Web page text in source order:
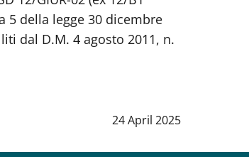
5 della legge 30 dicembre
dal D.M. 4 agosto 2011, n.
Data notizia
24 April 2025